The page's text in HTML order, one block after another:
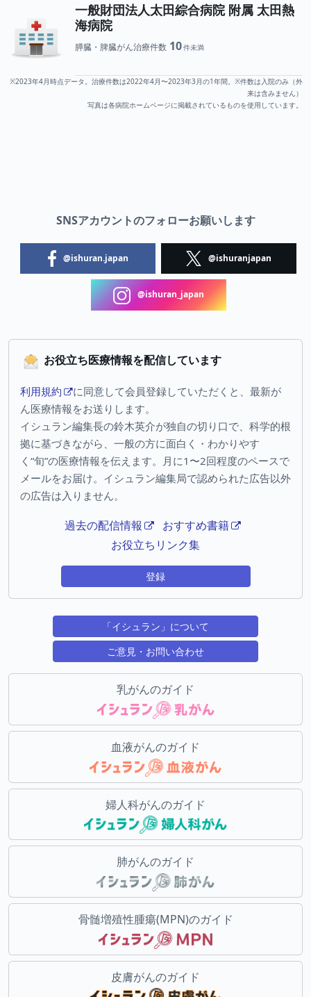
一般財団法人太田綜合病院 附属 太田熱
海病院
膵臓・脾臓がん治療件数 10
※2023年4月時点データ。治療件数は2022年4月〜2023年3月の1年間。※件数は入院のみ（外
来は含みません）
写真は各病院ホームページに掲載されているものを使用しています。
SNSアカウントのフォローお願いします
@ishuran.japan @ishuranjapan
@ishuran_japan
お役立ち医療情報を配信しています
利用規約
に同意して会員登録していただくと、最新が
ん医療情報をお送りします。
イシュラン編集長の鈴木英介が独自の切り口で、科学的根
拠に基づきながら、一般の方に面白く・わかりやす
く“旬”の医療情報を伝えます。月に1〜2回程度のペースで
メールをお届け。イシュラン編集局で認められた広告以外
の広告は入りません。
過去の配信情報
おすすめ書籍
お役立ちリンク集
登録
「イシュラン」について
ご意見・お問い合わせ
乳がんのガイド
血液がんのガイド
婦人科がんのガイド
肺がんのガイド
骨髄増殖性腫瘍(MPN)のガイド
皮膚がんのガイド